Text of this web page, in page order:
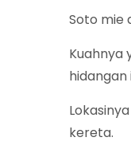
Soto mie
Kuahnya
kereta.